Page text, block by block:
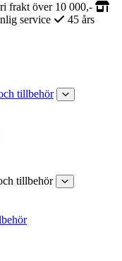
frakt över 10 000,-
service
45 års
tillbehör
tillbehör